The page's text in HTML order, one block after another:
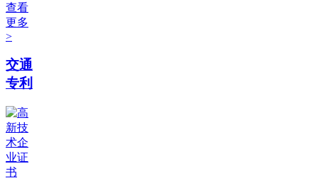
查看
更多
>
交通
专利